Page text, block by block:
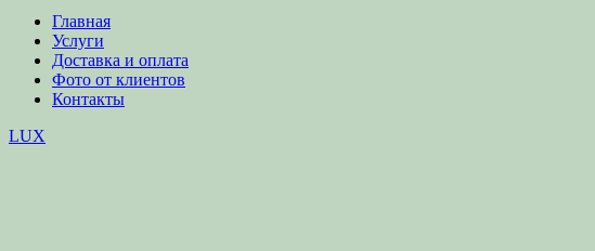
Главная
Услуги
Доставка и оплата
Фото от клиентов
Контакты
LUX